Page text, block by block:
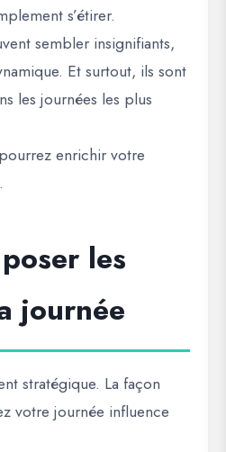
s’étirer.
sembler insignifiants,
Et surtout, ils sont
les journées les plus
enrichir votre
les
journée
stratégique. La façon
votre journée influence